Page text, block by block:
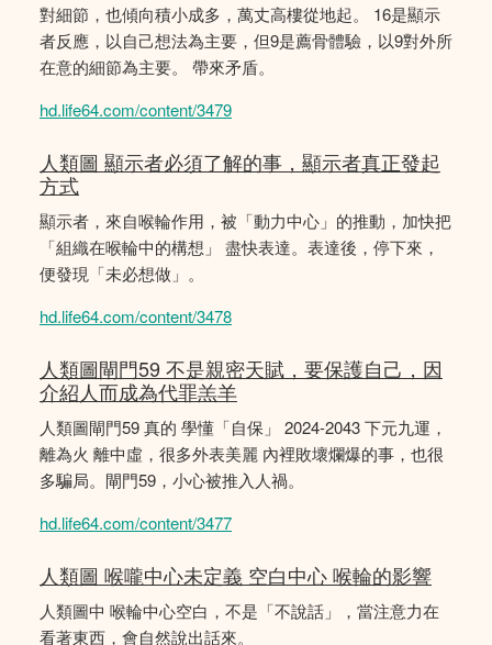
對細節，也傾向積小成多，萬丈高樓從地起。 16是顯示
者反應，以自己想法為主要，但9是薦骨體驗，以9對外所
在意的細節為主要。 帶來矛盾。
hd.life64.com/content/3479
人類圖 顯示者必須了解的事，顯示者真正發起
方式
顯示者，來自喉輪作用，被「動力中心」的推動，加快把
「組織在喉輪中的構想」 盡快表達。表達後，停下來，
便發現「未必想做」。
hd.life64.com/content/3478
人類圖閘門59 不是親密天賦，要保護自己，因
介紹人而成為代罪羔羊
人類圖閘門59 真的 學懂「自保」 2024-2043 下元九運，
離為火 離中虛，很多外表美麗 內裡敗壞爛爆的事，也很
多騙局。閘門59，小心被推入人禍。
hd.life64.com/content/3477
人類圖 喉嚨中心未定義 空白中心 喉輪的影響
人類圖中 喉輪中心空白，不是「不說話」，當注意力在
看著東西，會自然說出話來。